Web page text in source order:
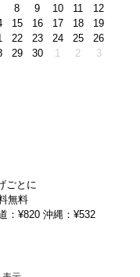
8 9 10 11
12
15 16 17 18
19
22 23 24 25
26
29 30 1 2 3
ごとに
無料
：¥820 沖縄：¥532